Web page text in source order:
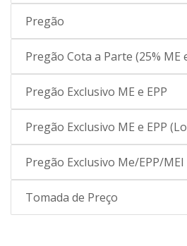
Pregão
Pregão Cota a Parte (25% ME
Pregão Exclusivo ME e EPP
Pregão Exclusivo ME e EPP
Pregão Exclusivo Me/EPP/MEI
Tomada de Preço